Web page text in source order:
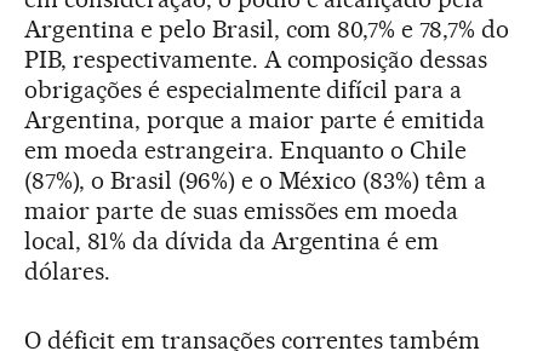
Argentina e pelo Brasil, com 80,7% e 78,7% do
PIB, respectivamente. A composição dessas
obrigações é especialmente difícil para a
Argentina, porque a maior parte é emitida
em moeda estrangeira. Enquanto o Chile
(87%), o Brasil (96%) e o México (83%) têm a
maior parte de suas emissões em moeda
local, 81% da dívida da Argentina é em
dólares.
O déficit em transações correntes também